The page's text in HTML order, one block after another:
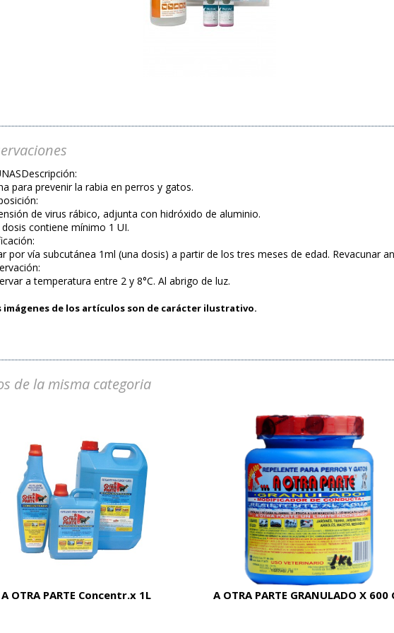
para prevenir la rabia en perros y gatos.
de virus rábico, adjunta con hidróxido de aluminio.
dosis contiene mínimo 1 UI.
por vía subcutánea 1ml (una dosis) a partir de los tres meses de edad. Revacunar
a temperatura entre 2 y 8°C. Al abrigo de luz.
imágenes de los artículos son de carácter ilustrativo.
de la misma categoria
A OTRA PARTE Concentr.x 1L A OTRA PARTE GRANULADO X 600